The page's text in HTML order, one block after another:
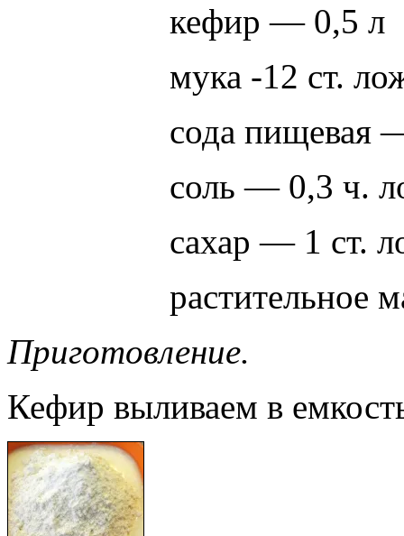
кефир — 0,5 л
мука -12 ст.
сода пищевая
соль — 0,3 ч.
сахар — 1 ст.
растительное
Приготовление.
Кефир выливаем в